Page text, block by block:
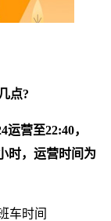
点?
营至22:40，
时，运营时间为
车时间